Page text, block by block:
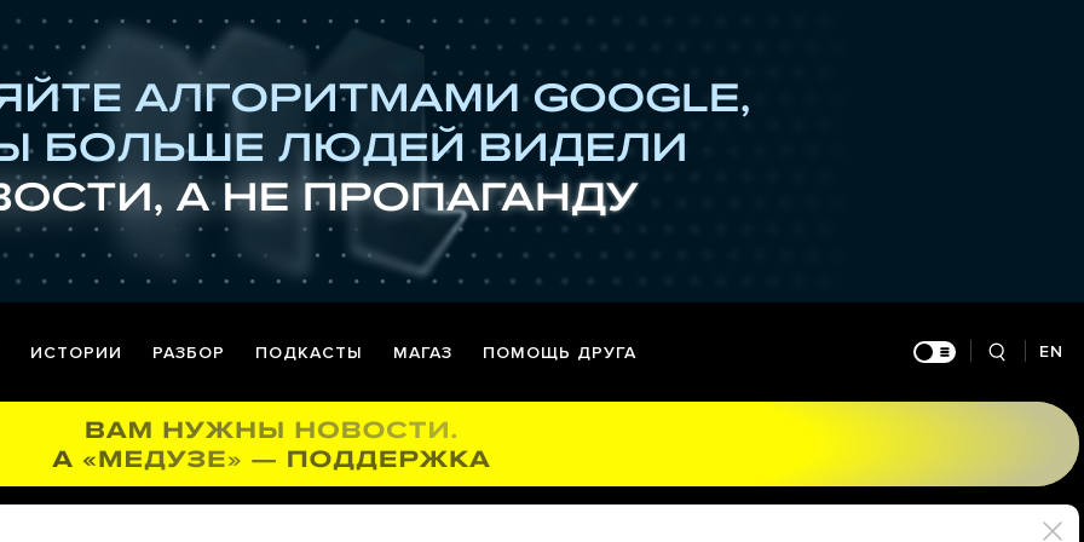
ИСТОРИИ РАЗБОР ПОДКАСТЫ МАГАЗ ПОМОЩЬ ДРУГА EN